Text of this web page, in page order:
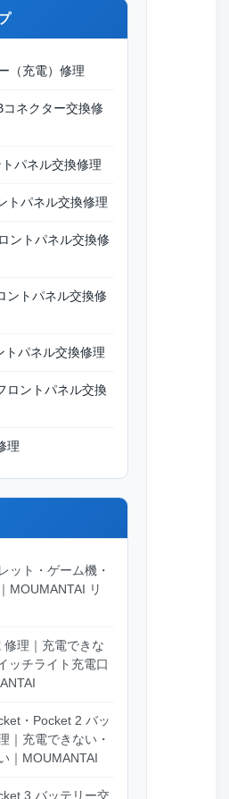
（充電）修理
ネクター交換修
パネル交換修理
トパネル交換修理
ントパネル交換修
ントパネル交換修
トパネル交換修理
ロントパネル交換
理
ット・ゲーム機・
MOUMANTAI リ
修理｜充電できな
ッチライト充電口
・Pocket 2 バッ
｜充電できない・
｜MOUMANTAI
3 バッテリー交